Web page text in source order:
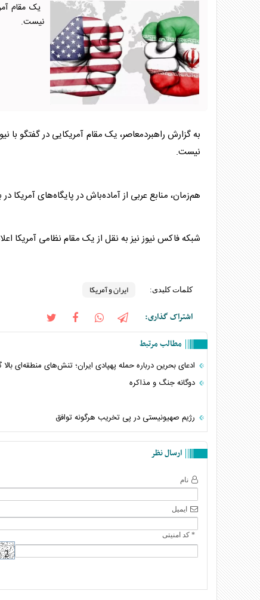
یک مقام
نیست.
به گزارش راهبردمعاصر، یک مقام آمریکایی در گفتگو با
نیست.
هم‌زمان، منابع عربی از آماده‌باش در پایگاه‌های آمریکا
شبکه فاکس نیوز نیز به نقل از یک مقام نظامی آمریکا
کلمات کلیدی: ایران و آمریکا
اشتراک گذاری:
مطالب مرتبط
ادعای بحرین درباره حمله پهپادی ایران؛ تنش‌های منطقه‌ای
دوگانه جنگ و مذاکره
رژیم صهیونیستی در پی تخریب هرگونه توافق
ارسال نظر
نام
ایمیل
* کد امنیتی